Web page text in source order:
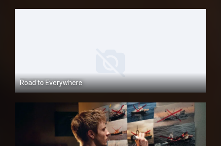
Road to Everywhere
1080P